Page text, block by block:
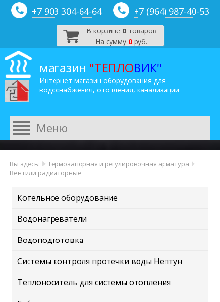
+7 903 304-64-64 +7 (964) 987-40-53
В корзине 0товаров
На сумму 0 руб.
магазин "ТЕПЛОВИК"
Интернет магазин оборудования для
водоснабжения, отопления, канализации
Вы здесь:
Термозапорная и регулировочная арматура
Вентили радиаторные
Котельное оборудование
Водонагреватели
Водоподготовка
Системы контроля протечки воды Нептун
Теплоноситель для системы отопления